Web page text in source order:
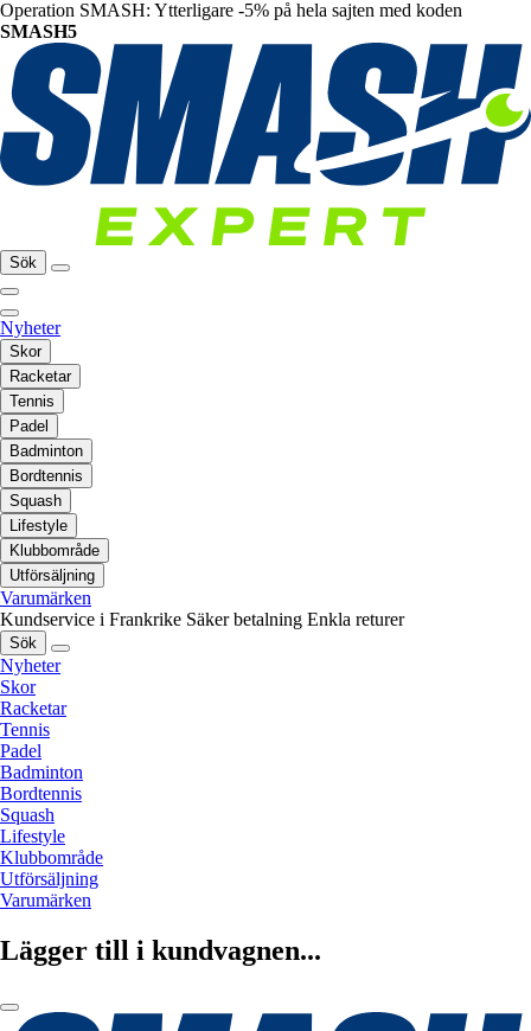
Operation SMASH: Ytterligare -5% på hela sajten med koden
SMASH5
Sök
Nyheter
Skor
Racketar
Tennis
Padel
Badminton
Bordtennis
Squash
Lifestyle
Klubbområde
Utförsäljning
Varumärken
Kundservice i Frankrike Säker betalning Enkla returer
Sök
Nyheter
Skor
Racketar
Tennis
Padel
Badminton
Bordtennis
Squash
Lifestyle
Klubbområde
Utförsäljning
Varumärken
Lägger till i kundvagnen...